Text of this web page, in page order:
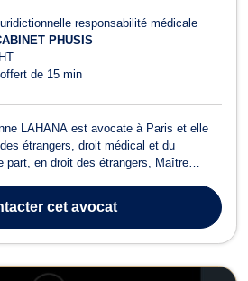
responsabilité médicale
PHUSIS
de 15 min
LAHANA est avocate à Paris et elle
étrangers, droit médical et du
part, en droit des étrangers, Maître
accompagnement dans la
en Franc...
cet avocat